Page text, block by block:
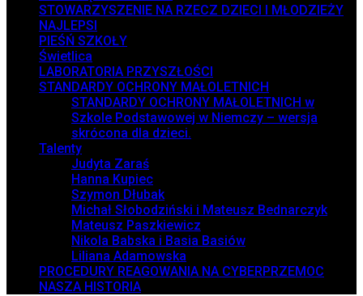
STOWARZYSZENIE NA RZECZ DZIECI I MŁODZIEŻY
NAJLEPSI
PIEŚŃ SZKOŁY
Świetlica
LABORATORIA PRZYSZŁOŚCI
STANDARDY OCHRONY MAŁOLETNICH
STANDARDY OCHRONY MAŁOLETNICH w
Szkole Podstawowej w Niemczy – wersja
skrócona dla dzieci.
Talenty
Judyta Zaraś
Hanna Kupiec
Szymon Dłubak
Michał Słobodziński i Mateusz Bednarczyk
Mateusz Paszkiewicz
Nikola Babska i Basia Basiów
Liliana Adamowska
PROCEDURY REAGOWANIA NA CYBERPRZEMOC
NASZA HISTORIA